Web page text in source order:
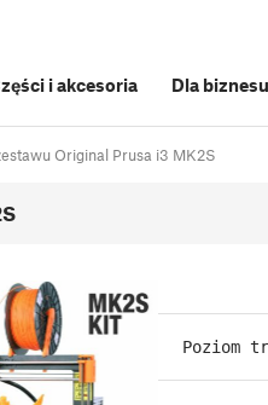
i akcesoria Dla biznesu
Original Prusa i3 MK2S
Poziom